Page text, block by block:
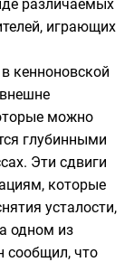
различаемых
играющих
кенноновской
можно
глубинными
. Эти сдвиги
которые
усталости,
одном из
сообщил, что